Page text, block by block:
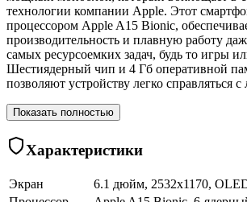
технологии компании Apple. Этот
процессором Apple A15 Bionic,
производительность и плавную работу
самых ресурсоемких задач, будь то игры
Шестиядерный чип и 4 Гб оперативной
позволяют устройству легко справляться
Показать полностью
Характеристики
Экран
6.1 дюйм, 2532x1170,